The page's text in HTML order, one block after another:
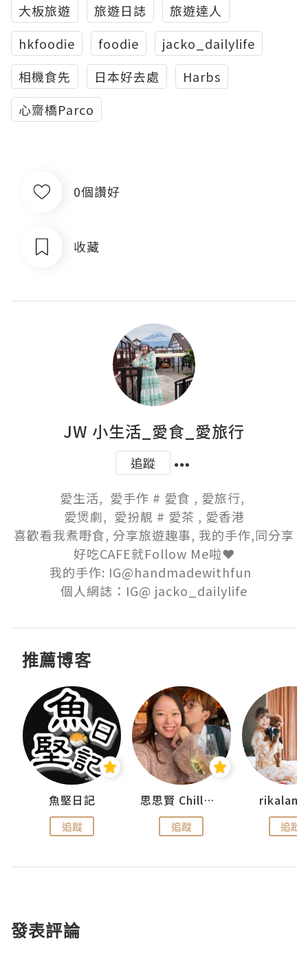
大板旅遊
旅遊日誌
旅遊達人
hkfoodie
foodie
jacko_dailylife
相機食先
日本好去處
Harbs
心齋橋Parco
0個讚好
收藏
JW 小生活_愛食_愛旅行
追蹤
愛生活,  愛手作 # 愛食 , 愛旅行,
愛煲劇,  愛扮靚 # 愛茶 , 愛香港
喜歡看我煮嘢食, 分享旅遊趣事, 我的手作,同分享
好吃CAFE就Follow Me啦❤️
我的手作: IG@handmadewithfun
個人網誌：IG@ jacko_dailylife
推薦博客
魚堅日記
追蹤
思思賢 ChillMyBabe
追蹤 追蹤
發表評論